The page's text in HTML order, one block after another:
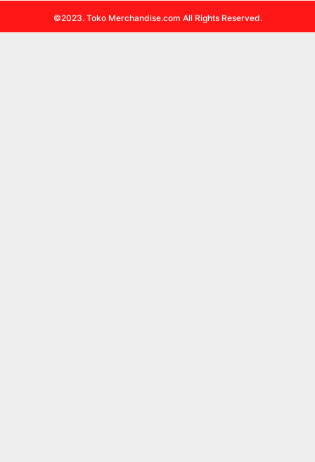
©2023. Toko Merchandise.com All Rights Reserved.